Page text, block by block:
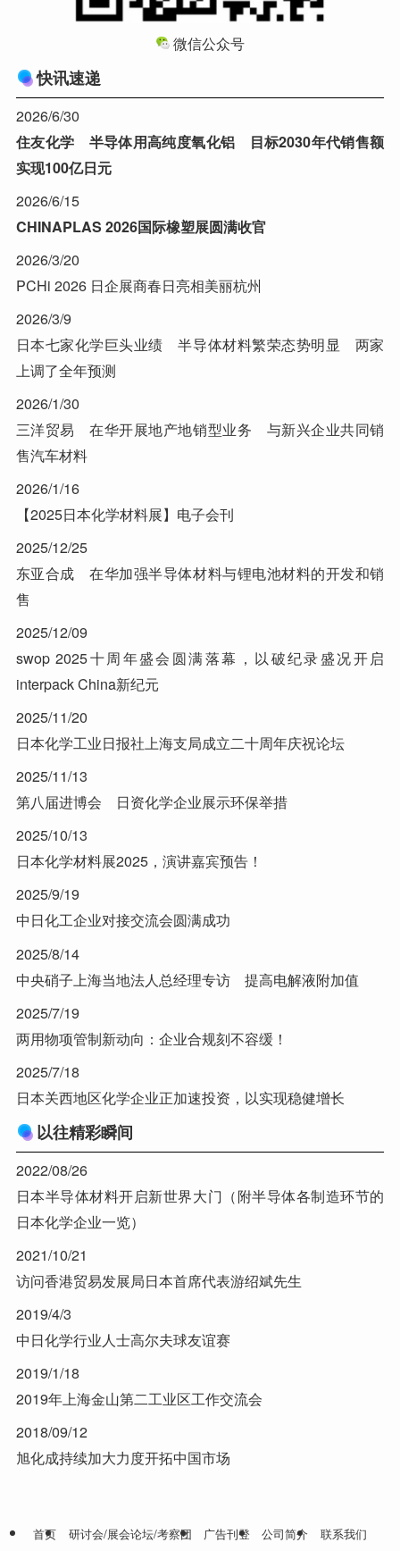
微信公众号
快讯速递
2026/6/30
住友化学 半导体用高纯度氧化铝 目标2030年代销售额
实现100亿日元
2026/6/15
CHINAPLAS 2026国际橡塑展圆满收官
2026/3/20
PCHi 2026 日企展商春日亮相美丽杭州
2026/3/9
日本七家化学巨头业绩 半导体材料繁荣态势明显 两家
上调了全年预测
2026/1/30
三洋贸易 在华开展地产地销型业务 与新兴企业共同销
售汽车材料
2026/1/16
【2025日本化学材料展】电子会刊
2025/12/25
东亚合成 在华加强半导体材料与锂电池材料的开发和销
售
2025/12/09
swop 2025十周年盛会圆满落幕，以破纪录盛况开启
interpack China新纪元
2025/11/20
日本化学工业日报社上海支局成立二十周年庆祝论坛
2025/11/13
第八届进博会 日资化学企业展示环保举措
2025/10/13
日本化学材料展2025，演讲嘉宾预告！
2025/9/19
中日化工企业对接交流会圆满成功
2025/8/14
中央硝子上海当地法人总经理专访 提高电解液附加值
2025/7/19
两用物项管制新动向：企业合规刻不容缓！
2025/7/18
日本关西地区化学企业正加速投资，以实现稳健增长
以往精彩瞬间
2022/08/26
日本半导体材料开启新世界大门（附半导体各制造环节的
日本化学企业一览）
2021/10/21
访问香港贸易发展局日本首席代表游绍斌先生
2019/4/3
中日化学行业人士高尔夫球友谊赛
2019/1/18
2019年上海金山第二工业区工作交流会
2018/09/12
旭化成持续加大力度开拓中国市场
首页 研讨会/展会论坛/考察团 广告刊登 公司简介
联系我们